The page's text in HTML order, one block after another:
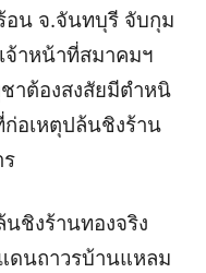
อน จ.จันทบุรี จับกุม
จ้าหน้าที่สมาคมฯ
าต้องสงสัยมีตำหนิ
อเหตุปล้นชิงร้าน
นชิงร้านทองจริง
นถาวรบ้านแหลม